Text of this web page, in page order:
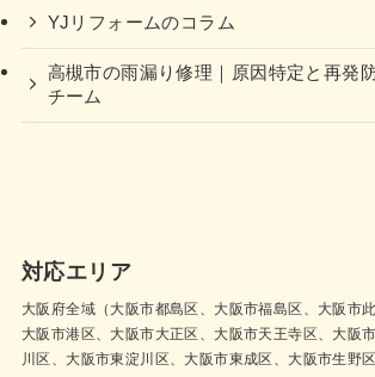
YJリフォームのコラム
高槻市の雨漏り修理｜原因特定と再発
チーム
対応エリア
大阪府全域（大阪市都島区、大阪市福島区、大阪市
大阪市港区、大阪市大正区、大阪市天王寺区、大阪
川区、大阪市東淀川区、大阪市東成区、大阪市生野